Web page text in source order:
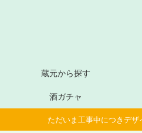
蔵元から探す
酒ガチャ
ただいま工事中につきデザ